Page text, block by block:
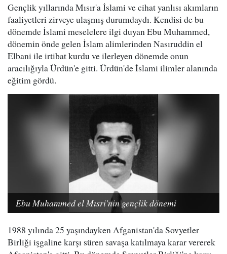
Gençlik yıllarında Mısır'a İslami ve cihat yanlısı akımların
faaliyetleri zirveye ulaşmış durumdaydı. Kendisi de bu
dönemde İslami meselelere ilgi duyan Ebu Muhammed,
dönemin önde gelen İslam alimlerinden Nasıruddin el
Elbani ile irtibat kurdu ve ilerleyen dönemde onun
aracılığıyla Ürdün'e gitti. Ürdün'de İslami ilimler alanında
eğitim gördü.
Ebu Muhammed el Mısri'nin gençlik dönemi
1988 yılında 25 yaşındayken Afganistan'da Sovyetler
Birliği işgaline karşı süren savaşa katılmaya karar vererek